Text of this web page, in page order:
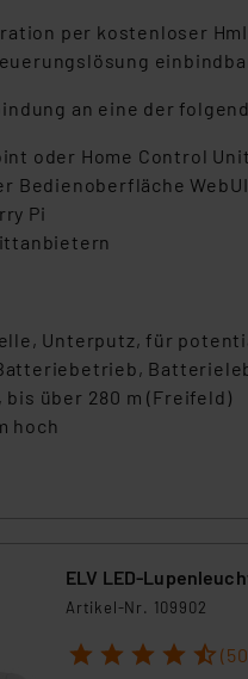
per kostenloser
an eine der
oder Home Control
Bedienoberfläche WebUI
Pi
Unterputz, für
über 280 m (Freifeld)
hoch
ELV LED-
Artikel-Nr. 109902
1 2 3 4 5